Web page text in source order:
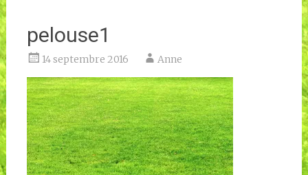
pelouse1
14 septembre 2016 Anne